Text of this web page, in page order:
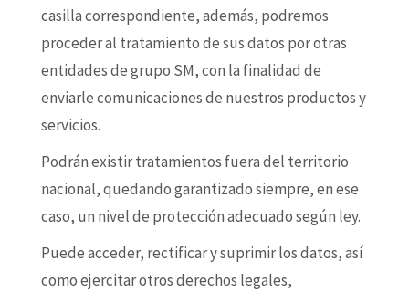
casilla correspondiente, además, podremos
proceder al tratamiento de sus datos por otras
entidades de grupo SM, con la finalidad de
enviarle comunicaciones de nuestros productos y
servicios.
Podrán existir tratamientos fuera del territorio
nacional, quedando garantizado siempre, en ese
caso, un nivel de protección adecuado según ley.
Puede acceder, rectificar y suprimir los datos, así
como ejercitar otros derechos legales,